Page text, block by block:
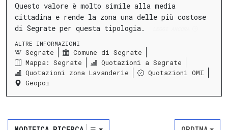
Questo valore è molto simile alla media
cittadina e rende la zona una delle più costose
di Segrate per questa tipologia.
ALTRE INFORMAZIONI
Segrate
Comune di Segrate
Mappa: Segrate
Quotazioni a Segrate
Quotazioni zona Lavanderie
Quotazioni OMI
Geopoi